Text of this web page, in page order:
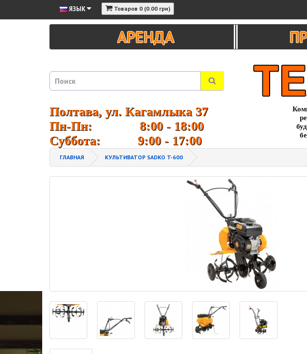
ЯЗЫК Товаров 0 (0.00 грн)
АРЕНДА
Полтава, ул. Кагамлыка 37
Пн-Пн: 8:00 - 18:00
Суббота: 9:00 - 17:00
ГЛАВНАЯ КУЛЬТИВАТОР SADKO T-600